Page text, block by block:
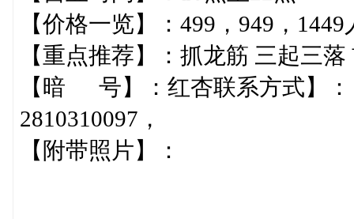
【价格一览】：499，949，1449
【重点推荐】：抓龙筋 三起三
【暗 号】：红杏联系方式】：
2810310097，
【附带照片】：